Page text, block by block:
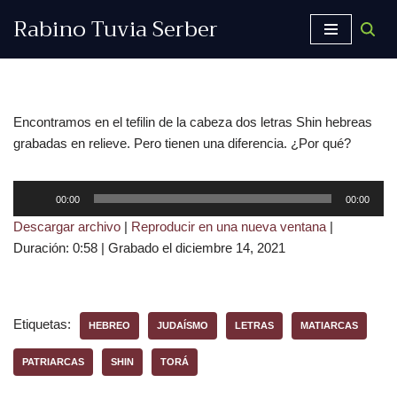
Rabino Tuvia Serber
Encontramos en el tefilin de la cabeza dos letras Shin hebreas
grabadas en relieve. Pero tienen una diferencia. ¿Por qué?
p
r
u
00:00 00:00
Descargar archivo | Reproducir en una nueva ventana |
Duración: 0:58 | Grabado el diciembre 14, 2021
Etiquetas: HEBREO JUDAÍSMO LETRAS MATIARCAS
PATRIARCAS SHIN TORÁ